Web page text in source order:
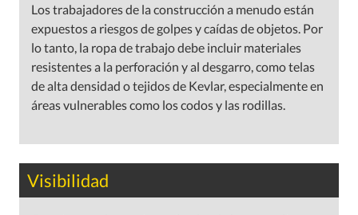
Los trabajadores de la construcción a menudo están
expuestos a riesgos de golpes y caídas de objetos. Por
lo tanto, la ropa de trabajo debe incluir materiales
resistentes a la perforación y al desgarro, como telas
de alta densidad o tejidos de Kevlar, especialmente en
áreas vulnerables como los codos y las rodillas.
Visibilidad